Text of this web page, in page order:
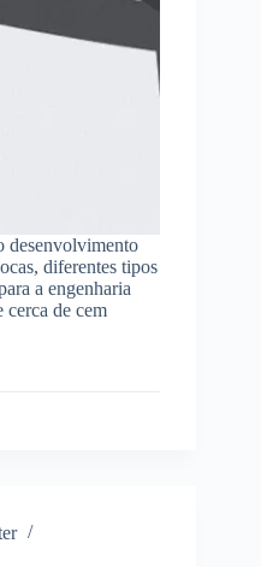
desenvolvimento
diferentes tipos
a engenharia
cerca de cem